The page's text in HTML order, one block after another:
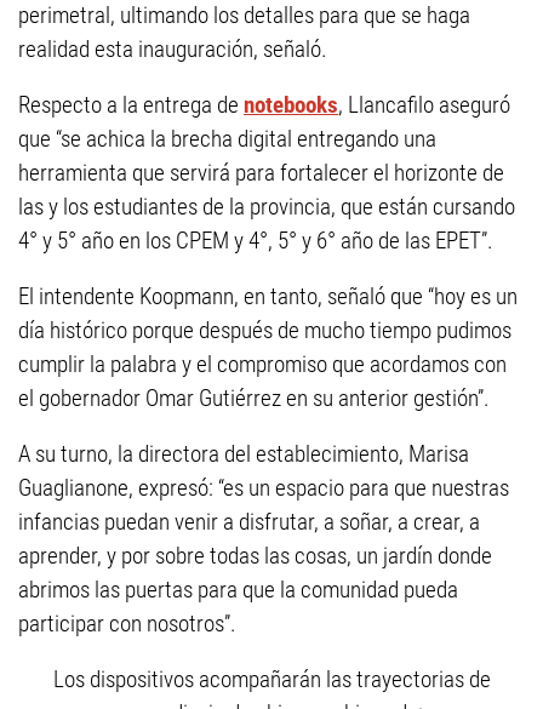
perimetral, ultimando los detalles para que se haga
realidad esta inauguración, señaló.
Respecto a la entrega de notebooks, Llancafilo aseguró
que “se achica la brecha digital entregando una
herramienta que servirá para fortalecer el horizonte de
las y los estudiantes de la provincia, que están cursando
4° y 5° año en los CPEM y 4°, 5° y 6° año de las EPET”.
El intendente Koopmann, en tanto, señaló que “hoy es un
día histórico porque después de mucho tiempo pudimos
cumplir la palabra y el compromiso que acordamos con
el gobernador Omar Gutiérrez en su anterior gestión”.
A su turno, la directora del establecimiento, Marisa
Guaglianone, expresó: “es un espacio para que nuestras
infancias puedan venir a disfrutar, a soñar, a crear, a
aprender, y por sobre todas las cosas, un jardín donde
abrimos las puertas para que la comunidad pueda
participar con nosotros”.
Los dispositivos acompañarán las trayectorias de